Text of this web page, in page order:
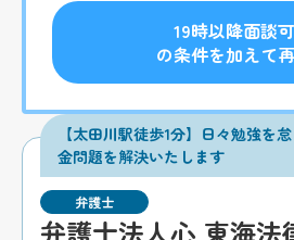
19時以降面談
の条件を加えて
【太田川駅徒歩1分】日々勉強を
金問題を解決いたします
弁護士
弁護士法人心 東海法